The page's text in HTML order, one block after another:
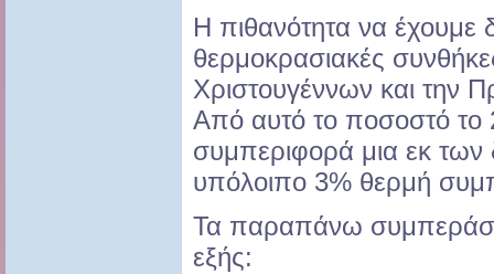
Η πιθανότητα να έχουμε
θερμοκρασιακές
Χριστουγέννων και την
Από αυτό το ποσοστό το
συμπεριφορά μια εκ
υπόλοιπο 3% θερμή
Τα παραπάνω
εξής: